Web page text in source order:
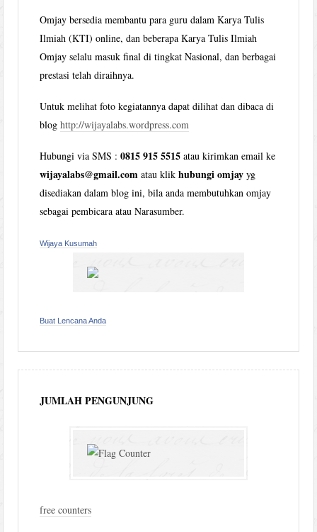
Omjay bersedia membantu para guru dalam Karya Tulis
Ilmiah (KTI) online, dan beberapa Karya Tulis Ilmiah
Omjay selalu masuk final di tingkat Nasional, dan berbagai
prestasi telah diraihnya.
Untuk melihat foto kegiatannya dapat dilihat dan dibaca di
bloghttp://wijayalabs.wordpress.com
Hubungi via SMS :0815 915 5515 atau kirimkan email ke
wijayalabs@gmail.com atau klikhubungi omjay yg
disediakan dalam blog ini, bila anda membutuhkan omjay
sebagai pembicara atau Narasumber.
Wijaya Kusumah
Buat Lencana Anda
JUMLAH PENGUNJUNG
free counters